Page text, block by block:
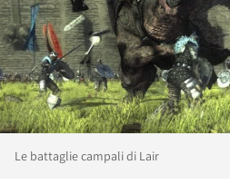
Le battaglie campali di Lair